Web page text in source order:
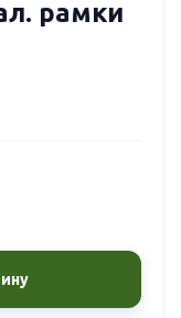
рамки